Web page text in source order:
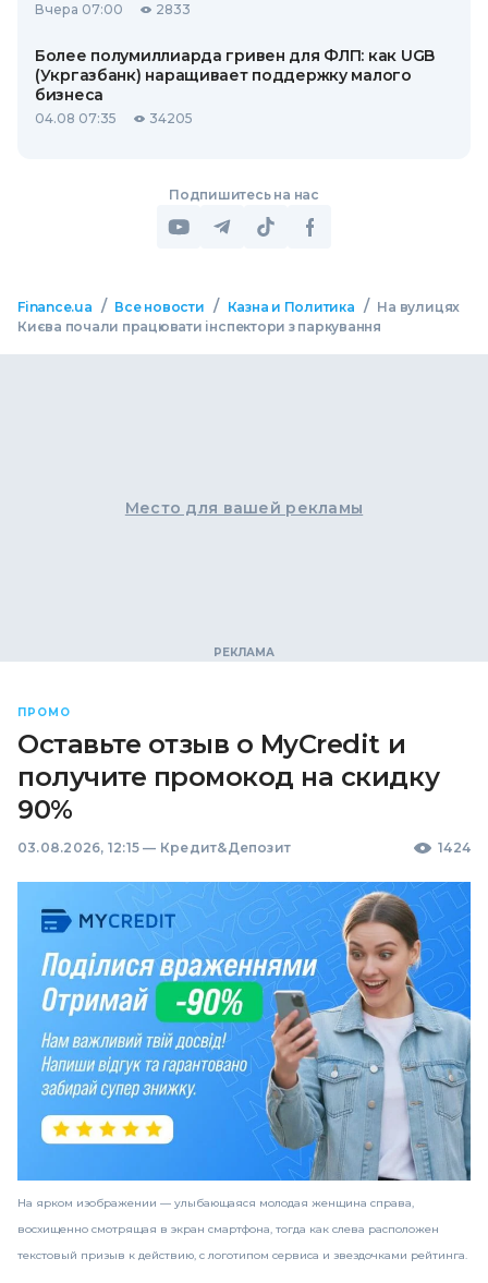
Вчера 07:00 2833
Более полумиллиарда гривен для ФЛП: как UGB
(Укргазбанк) наращивает поддержку малого
бизнеса
04.08 07:35 34205
Подпишитесь на нас
Finance.ua / Все новости / Казна и Политика / На вулицях
Києва почали працювати інспектори з паркування
Место для вашей рекламы
ПРОМО
Оставьте отзыв о MyCredit и
получите промокод на скидку
90%
03.08.2026, 12:15 — Кредит&Депозит 1424
На ярком изображении — улыбающаяся молодая женщина справа,
восхищенно смотрящая в экран смартфона, тогда как слева расположен
текстовый призыв к действию, с логотипом сервиса и звездочками рейтинга.